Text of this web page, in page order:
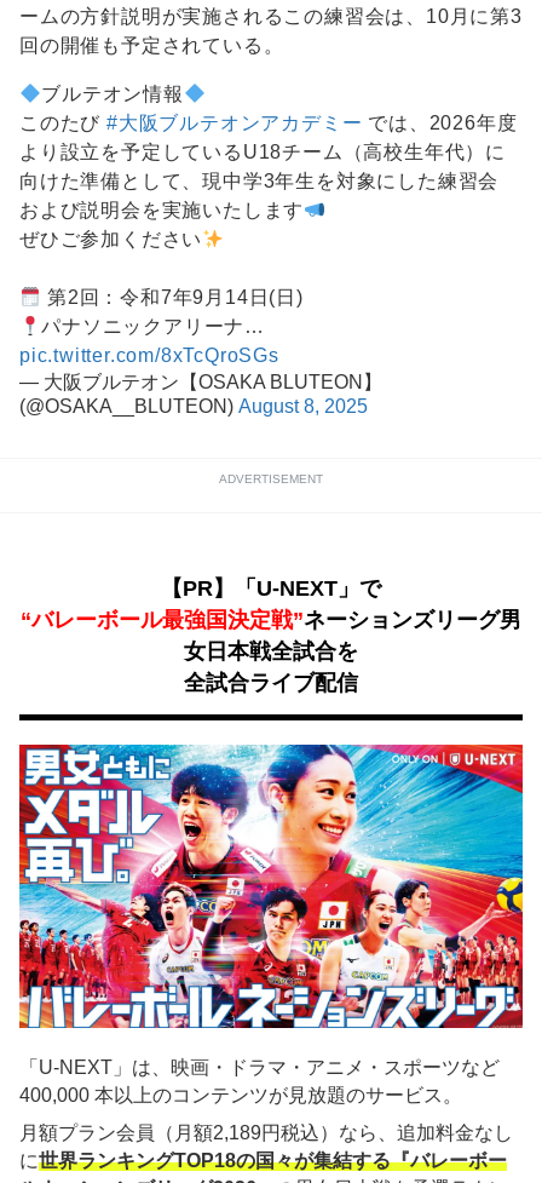
ームの方針説明が実施されるこの練習会は、10月に第3
回の開催も予定されている。
ブルテオン情報
このたび #大阪ブルテオンアカデミー では、2026年度
より設立を予定しているU18チーム（高校生年代）に
向けた準備として、現中学3年生を対象にした練習会
および説明会を実施いたします
ぜひご参加ください
第2回：令和7年9月14日(日)
パナソニックアリーナ…
pic.twitter.com/8xTcQroSGs
— 大阪ブルテオン【OSAKA BLUTEON】
(@OSAKA__BLUTEON) August 8, 2025
ADVERTISEMENT
【PR】「U-NEXT」で
“バレーボール最強国決定戦”ネーションズリーグ男
女日本戦全試合を
全試合ライブ配信
「U-NEXT」は、映画・ドラマ・アニメ・スポーツなど
400,000 本以上のコンテンツが見放題のサービス。
月額プラン会員（月額2,189円税込）なら、追加料金なし
に世界ランキングTOP18の国々が集結する『バレーボー